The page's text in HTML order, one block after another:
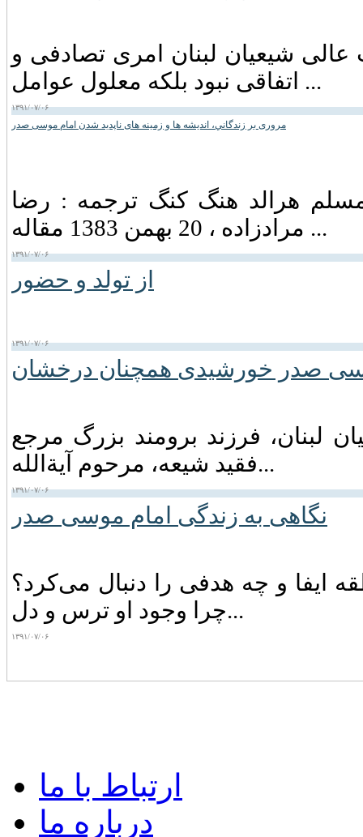
شیعیان لبنان امری تصادفی و
اتفاقی نبود بلکه معلول عوامل ...
۱۳۹۱/۰۷/۰۶
مروری بر زندگاني، انديشه ها و زمينه های ناپديد شدن امام موسی صدر
هرالد هنگ كنگ ترجمه : رضا
مرادزاده ، 20 بهمن 1383 مقاله ...
۱۳۹۱/۰۷/۰۶
از تولد و حضور
۱۳۹۱/۰۷/۰۶
صدر خورشیدی همچنان درخشان
لبنان‏، فرزند برومند بزرگ مرجع
فقید شیعه‏، مرحوم آیةالله...
۱۳۹۱/۰۷/۰۶
نگاهی به زندگی امام موسی صدر
و چه‌ هدفی‌ را دنبال‌ می‌کرد؟
چرا وجود او ترس‌ و دل...
۱۳۹۱/۰۷/۰۶
ارتباط با ما
درباره ما